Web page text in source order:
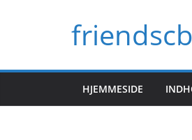
HJEMMESIDE